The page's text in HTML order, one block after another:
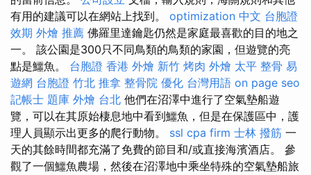
有用的建議可以在網站上找到。 optimization 中文 台胞證
效期 外燴 推薦 佛羅里達鑰匙仍然是家庭最喜歡的目的地之
一。 該公園是300只不同鳥類的鳥類的家園，但遊覽的亮
點是鱷魚。 台胞證 香港 外燴 新竹 烤肉 外燴 太平 整骨 易
遊網 台胞證 竹北 推拿 整骨院 優化 台灣用語 on page seo
記帳士 題庫 外燴 台北 他們在沼澤中進行了空氣墊船遊
覽，可以在其原始棲息地中看到鱷魚，但是在保護區中，護
理人員顯示出更多的爬行動物。 ssl cpa firm 士林 撥筋 一
天的其餘時間都充滿了免費的節目和/或直接海濱酒店。 參
觀了一個鱷魚農場，然後在沼澤地中乘坐特殊的空氣墊船旅